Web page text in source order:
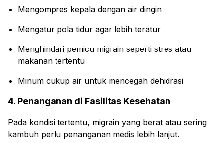
Mengompres kepala dengan air dingin
Mengatur pola tidur agar lebih teratur
Menghindari pemicu migrain seperti stres atau
makanan tertentu
Minum cukup air untuk mencegah dehidrasi
4. Penanganan di Fasilitas Kesehatan
Pada kondisi tertentu, migrain yang berat atau sering
kambuh perlu penanganan medis lebih lanjut.